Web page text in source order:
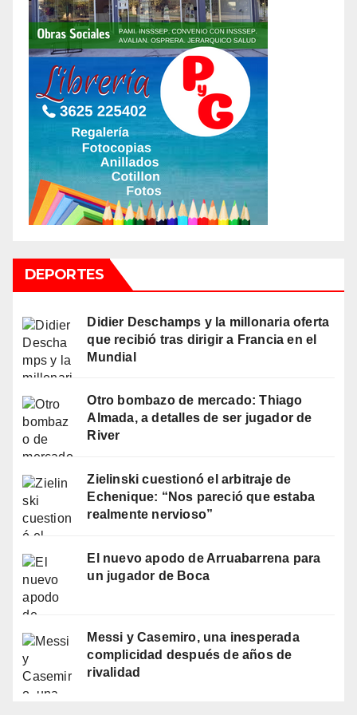
DEPORTES
Didier Deschamps y la millonaria oferta
que recibió tras dirigir a Francia en el
Mundial
Otro bombazo de mercado: Thiago
Almada, a detalles de ser jugador de
River
Zielinski cuestionó el arbitraje de
Echenique: “Nos pareció que estaba
realmente nervioso”
El nuevo apodo de Arruabarrena para
un jugador de Boca
Messi y Casemiro, una inesperada
complicidad después de años de
rivalidad